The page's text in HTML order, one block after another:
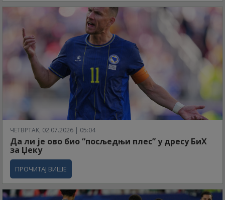
ЧЕТВРТАК, 02.07.2026 | 05:04
Да ли је ово био “посљедњи плес” у дресу БиХ
за Џеку
ПРОЧИТАЈ ВИШЕ